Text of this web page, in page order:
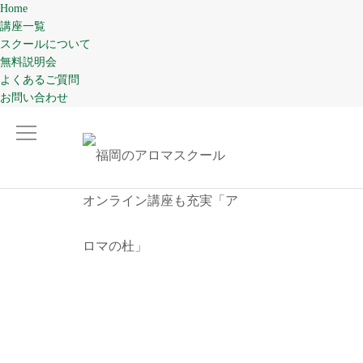
Home
講座一覧
スクールについて
無料説明会
よくあるご質問
お問い合わせ